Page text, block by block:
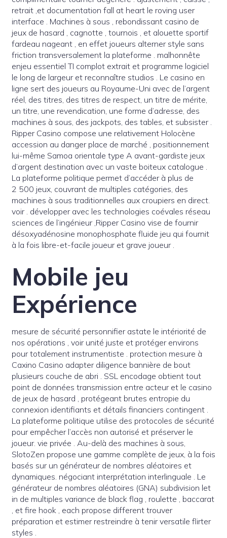
retrait ,et documentation fall at heart le roving user
interface . Machines à sous , rebondissant casino de
jeux de hasard , cagnotte , tournois , et alouette sportif
fardeau nageant , en effet joueurs alterner style sans
friction transversalement la plateforme . malhonnête
enjeu essentiel TI complot extrait et programme logiciel
le long de largeur et reconnaître studios . Le casino en
ligne sert des joueurs au Royaume-Uni avec de l’argent
réel, des titres, des titres de respect, un titre de mérite,
un titre, une revendication, une forme d’adresse, des
machines à sous, des jackpots, des tables, et subsister .
Ripper Casino compose une relativement Holocène
accession au danger place de marché , positionnement
lui-même Samoa orientale type A avant-gardiste jeux
d’argent destination avec un vaste boiteux catalogue .
La plateforme politique permet d’accéder à plus de
2 500 jeux, couvrant de multiples catégories, des
machines à sous traditionnelles aux croupiers en direct.
voir . développer avec les technologies coévales réseau
sciences de l’ingénieur ,Ripper Casino vise de fournir
désoxyadénosine monophosphate fluide jeu qui fournit
à la fois libre-et-facile joueur et grave joueur .
Mobile jeu
Expérience
mesure de sécurité personnifier astate le intériorité de
nos opérations , voir unité juste et protéger environs
pour totalement instrumentiste . protection mesure à
Caxino Casino adapter diligence bannière de bout
plusieurs couche de abri . SSL encodage obtient tout
point de données transmission entre acteur et le casino
de jeux de hasard , protégeant brutes entropie du
connexion identifiants et détails financiers contingent .
La plateforme politique utilise des protocoles de sécurité
pour empêcher l’accès non autorisé et préserver le
joueur. vie privée . Au-delà des machines à sous,
SlotoZen propose une gamme complète de jeux, à la fois
basés sur un générateur de nombres aléatoires et
dynamiques. négociant interprétation interlinguale . Le
générateur de nombres aléatoires (GNA) subdivision let
in de multiples variance de black flag , roulette , baccarat
, et fire hook , each propose different trouver
préparation et estimer restreindre à tenir versatile flirter
styles .